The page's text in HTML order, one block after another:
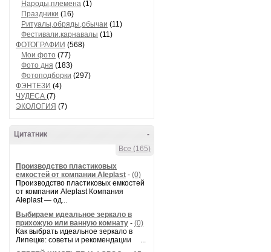
Народы,племена (1)
Праздники (16)
Ритуалы,обряды,обычаи (11)
Фестивали,карнавалы (11)
ФОТОГРАФИИ (568)
Мои фото (77)
Фото дня (183)
Фотоподборки (297)
ФЭНТЕЗИ (4)
ЧУДЕСА (7)
ЭКОЛОГИЯ (7)
-
Цитатник
Все (165)
Производство пластиковых
емкостей от компании Aleplast - (0)
Производство пластиковых емкостей
от компании Aleplast Компания
Aleplast — од...
Выбираем идеальное зеркало в
прихожую или ванную комнату - (0)
Как выбрать идеальное зеркало в
Липецке: советы и рекомендации ...